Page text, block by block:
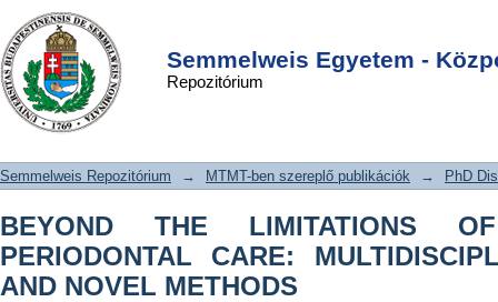
Semmelweis Egyetem -
Repozitórium
BEYOND THE LIMITATIONS OF
CONVENTIONAL PERIODONTAL
CARE: MULTIDISCIPLINARY
APPROACH AND NOVEL METHODS
DSpace/Manakin Repository
Semmelweis Repozitórium → MTMT-ben szereplő publikációk → PhD
BEYOND THE LIMITATIONS OF
PERIODONTAL CARE:
AND NOVEL METHODS